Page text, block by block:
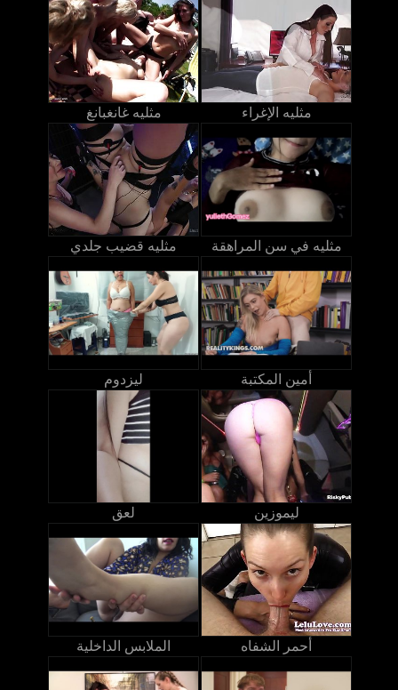
مثليه غانغبانغ مثليه الإغراء
مثليه قضيب جلدي مثليه في سن المراهقة
ليزدوم أمين المكتبة
لعق ليموزين
الملابس الداخلية أحمر الشفاه